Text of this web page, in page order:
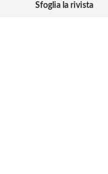
Sfoglia la rivista